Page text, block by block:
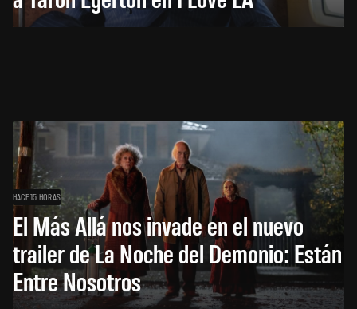
HACE 15 HORAS
El Más Allá nos invade en el nuevo
trailer de La Noche del Demonio: Están
Entre Nosotros